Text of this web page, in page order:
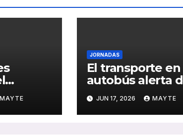
la
MAYTE
JORNADAS
El transporte en
autobús alerta
impacto del
absentismo en la
calidad del
JUN 17, 2026 MAYTE